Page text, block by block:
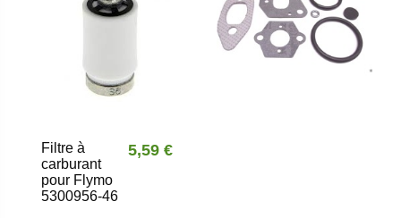
Filtre à
carburant
pour Flymo
5300956-46
5,59 €